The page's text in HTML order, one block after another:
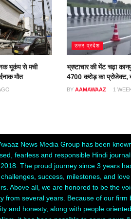
भूकंप से मची
मौत
उत्तर प्रदेश
भ्रष्टाचार की भेंट चढ़ा
4700 करोड़ का प्रोजेक्ट,
BY AAMAWAAZ 1
News Media Group has been
fearless and responsible Hindi
The proud journey since 3 years
success, milestones, and
Above all, we are honored to be the
from several years. Because of our firm
and honesty, along with people oriented